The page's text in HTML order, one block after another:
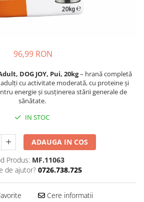
96,99 RON
DOG JOY, Pui, 20kg– hrană completă
cu activitate moderată, cu proteine și
energie și susținerea stării generale de
sănătate.
IN STOC
ADAUGA IN COS
Produs: MF.11063
de ajutor? 0726.738.725
Cere informatii